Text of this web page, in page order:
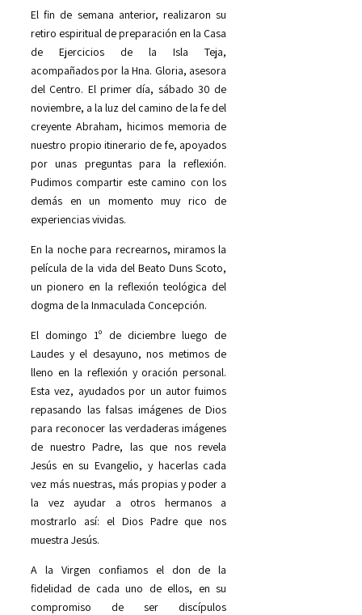
El fin de semana anterior, realizaron su
retiro espiritual de preparación en la Casa
de Ejercicios de la Isla Teja,
acompañados por la Hna. Gloria, asesora
del Centro. El primer día, sábado 30 de
noviembre, a la luz del camino de la fe del
creyente Abraham, hicimos memoria de
nuestro propio itinerario de fe, apoyados
por unas preguntas para la reflexión.
Pudimos compartir este camino con los
demás en un momento muy rico de
experiencias vividas.
En la noche para recrearnos, miramos la
película de la vida del Beato Duns Scoto,
un pionero en la reflexión teológica del
dogma de la Inmaculada Concepción.
El domingo 1º de diciembre luego de
Laudes y el desayuno, nos metimos de
lleno en la reflexión y oración personal.
Esta vez, ayudados por un autor fuimos
repasando las falsas imágenes de Dios
para reconocer las verdaderas imágenes
de nuestro Padre, las que nos revela
Jesús en su Evangelio, y hacerlas cada
vez más nuestras, más propias y poder a
la vez ayudar a otros hermanos a
mostrarlo así: el Dios Padre que nos
muestra Jesús.
A la Virgen confiamos el don de la
fidelidad de cada uno de ellos, en su
compromiso de ser discípulos